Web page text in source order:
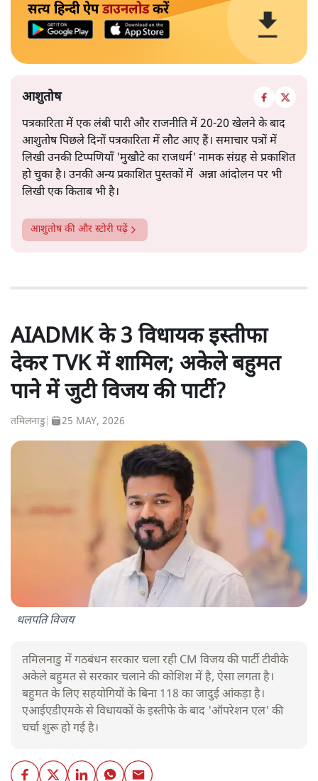
सत्य हिन्दी ऐपडाउनलोडकरें
आशुतोष
पत्रकारिता में एक लंबी पारी और राजनीति में 20-20 खेलने के बाद
आशुतोष पिछले दिनों पत्रकारिता में लौट आए हैं। समाचार पत्रों में
लिखी उनकी टिप्पणियाँ 'मुखौटे का राजधर्म' नामक संग्रह से प्रकाशित
हो चुका है। उनकी अन्य प्रकाशित पुस्तकों में अन्ना आंदोलन पर भी
लिखी एक किताब भी है।
आशुतोषकी और स्टोरी पढ़ें
AIADMK के 3 विधायक इस्तीफा
देकर TVK में शामिल; अकेले बहुमत
पाने में जुटी विजय की पार्टी?
तमिलनाडु| 25 MAY, 2026
थलपति विजय
तमिलनाडु में गठबंधन सरकार चला रही CM विजय की पार्टी टीवीके
अकेले बहुमत से सरकार चलाने की कोशिश में है, ऐसा लगता है।
बहुमत के लिए सहयोगियों के बिना 118 का जादुई आंकड़ा है।
एआईएडीएमके से विधायकों के इस्तीफे के बाद 'ऑपरेशन एल' की
चर्चा शुरू हो गई है।